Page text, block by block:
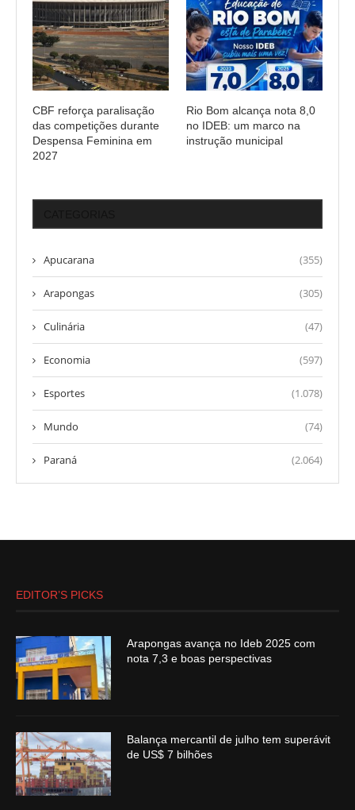
CBF reforça paralisação
das competições durante
Despensa Feminina em
2027
Rio Bom alcança nota 8,0
no IDEB: um marco na
instrução municipal
Apucarana (355)
Arapongas (305)
Culinária (47)
Economia (597)
Esportes (1.078)
Mundo (74)
Paraná (2.064)
EDITOR’S PICKS
Arapongas avança no Ideb 2025 com
nota 7,3 e boas perspectivas
Balança mercantil de julho tem superávit
de US$ 7 bilhões